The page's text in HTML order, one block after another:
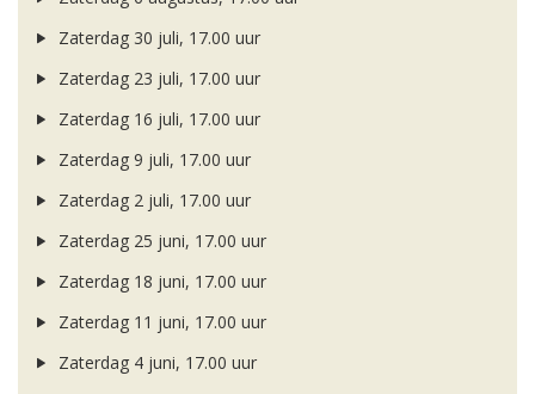
Zaterdag 30 juli, 17.00 uur
Zaterdag 23 juli, 17.00 uur
Zaterdag 16 juli, 17.00 uur
Zaterdag 9 juli, 17.00 uur
Zaterdag 2 juli, 17.00 uur
Zaterdag 25 juni, 17.00 uur
Zaterdag 18 juni, 17.00 uur
Zaterdag 11 juni, 17.00 uur
Zaterdag 4 juni, 17.00 uur